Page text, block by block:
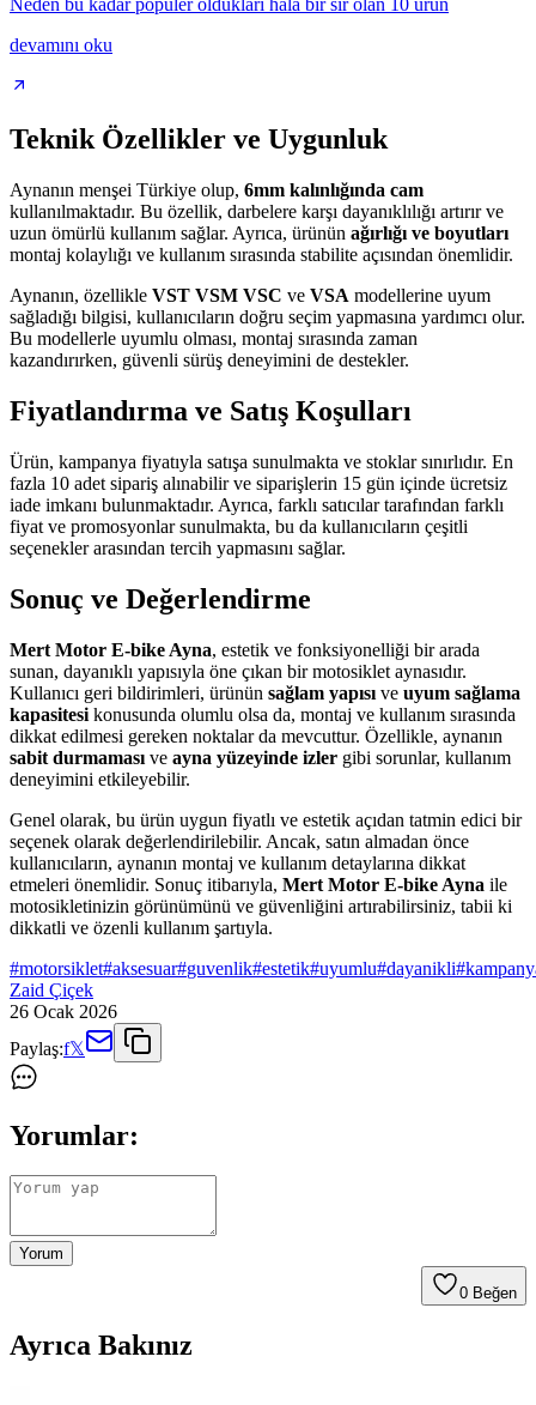
Neden bu kadar popüler oldukları hala bir sır olan 10 ürün
devamını oku
Teknik Özellikler ve Uygunluk
Aynanın menşei Türkiye olup, 6mm kalınlığında cam
kullanılmaktadır. Bu özellik, darbelere karşı dayanıklılığı artırır ve
uzun ömürlü kullanım sağlar. Ayrıca, ürünün ağırlığı ve boyutları
montaj kolaylığı ve kullanım sırasında stabilite açısından önemlidir.
Aynanın, özellikle VST VSM VSC ve VSA modellerine uyum
sağladığı bilgisi, kullanıcıların doğru seçim yapmasına yardımcı olur.
Bu modellerle uyumlu olması, montaj sırasında zaman
kazandırırken, güvenli sürüş deneyimini de destekler.
Fiyatlandırma ve Satış Koşulları
Ürün, kampanya fiyatıyla satışa sunulmakta ve stoklar sınırlıdır. En
fazla 10 adet sipariş alınabilir ve siparişlerin 15 gün içinde ücretsiz
iade imkanı bulunmaktadır. Ayrıca, farklı satıcılar tarafından farklı
fiyat ve promosyonlar sunulmakta, bu da kullanıcıların çeşitli
seçenekler arasından tercih yapmasını sağlar.
Sonuç ve Değerlendirme
Mert Motor E-bike Ayna, estetik ve fonksiyonelliği bir arada
sunan, dayanıklı yapısıyla öne çıkan bir motosiklet aynasıdır.
Kullanıcı geri bildirimleri, ürünün sağlam yapısı ve uyum sağlama
kapasitesi konusunda olumlu olsa da, montaj ve kullanım sırasında
dikkat edilmesi gereken noktalar da mevcuttur. Özellikle, aynanın
sabit durmaması ve ayna yüzeyinde izler gibi sorunlar, kullanım
deneyimini etkileyebilir.
Genel olarak, bu ürün uygun fiyatlı ve estetik açıdan tatmin edici bir
seçenek olarak değerlendirilebilir. Ancak, satın almadan önce
kullanıcıların, aynanın montaj ve kullanım detaylarına dikkat
etmeleri önemlidir. Sonuç itibarıyla, Mert Motor E-bike Ayna ile
motosikletinizin görünümünü ve güvenliğini artırabilirsiniz, tabii ki
dikkatli ve özenli kullanım şartıyla.
#motorsiklet#aksesuar#guvenlik#estetik#uyumlu#dayanikli#
Zaid Çiçek
26 Ocak 2026
Paylaş:f𝕏
Yorumlar:
Yorum
0 Beğen
Ayrıca Bakınız